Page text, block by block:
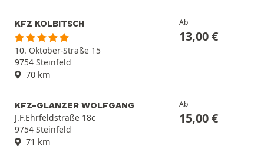
KFZ KOLBITSCH
10. Oktober-Straße 15
9754 Steinfeld
70 km
Ab
13,00€
KFZ-GLANZER WOLFGANG
J.F.Ehrfeldstraße 18c
9754 Steinfeld
71 km
Ab
15,00€